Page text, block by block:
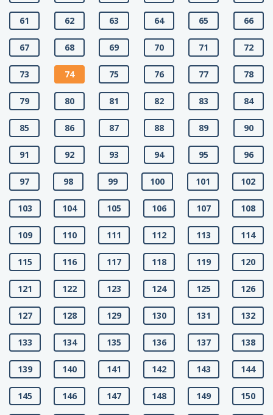
61 62 63 64 65 66
67 68 69 70 71 72
73 74 75 76 77 78
79 80 81 82 83 84
85 86 87 88 89 90
91 92 93 94 95 96
97 98 99 100 101 102
103 104 105 106 107 108
109 110 111 112 113 114
115 116 117 118 119 120
121 122 123 124 125 126
127 128 129 130 131 132
133 134 135 136 137 138
139 140 141 142 143 144
145 146 147 148 149 150